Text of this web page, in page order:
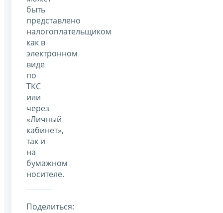
быть
представлено
налогоплательщиком
как в
электронном
виде
по
ТКС
или
через
«Личный
кабинет»,
так и
на
бумажном
носителе.
Поделиться: